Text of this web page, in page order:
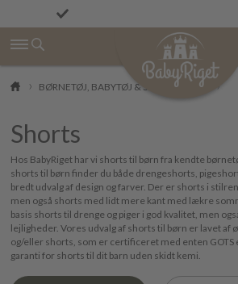
BØRNETØJ, BABYTØJ & SKO Shorts
Shorts
Hos BabyRiget har vi shorts til børn fra kendte
shorts til børn finder du både drengeshorts,
bredt udvalg af design og farver. Der er shorts i
men også shorts med lidt mere kant med lækre
basis shorts til drenge og piger i god kvalitet, men
lejligheder. Vores udvalg af shorts til børn er lavet af
og/eller shorts, som er certificeret med enten GOTS
garanti for shorts til dit barn uden skidt kemi.